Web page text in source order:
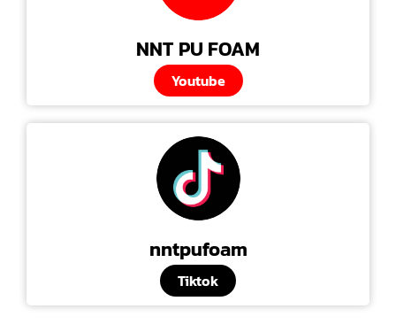
NNT PU FOAM
Youtube
nntpufoam
Tiktok